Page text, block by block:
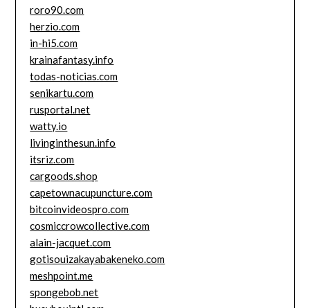
roro90.com
herzio.com
in-hi5.com
krainafantasy.info
todas-noticias.com
senikartu.com
rusportal.net
watty.io
livinginthesun.info
itsriz.com
cargoods.shop
capetownacupuncture.com
bitcoinvideospro.com
cosmiccrowcollective.com
alain-jacquet.com
gotisouizakayabakeneko.com
meshpoint.me
spongebob.net